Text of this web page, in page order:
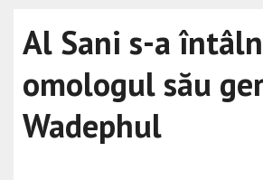
Al Sani s-a
omologul său
Wadephul